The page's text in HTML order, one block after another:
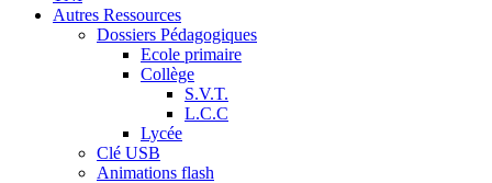
Autres Ressources
Dossiers Pédagogiques
Ecole primaire
Collège
S.V.T.
L.C.C
Lycée
Clé USB
Animations flash